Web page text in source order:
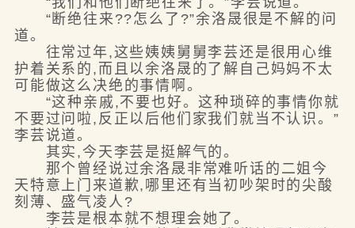
“断绝往来??怎么了?”余洛晟很是不解的问
道。
往常过年,这些姨姨舅舅李芸还是很用心维
护着关系的,而且以余洛晟的了解自己妈妈不太
可能做这么决绝的事情啊。
“这种亲戚,不要也好。这种琐碎的事情你就
不要过问啦,反正以后他们家我们就当不认识。”
李芸说道。
其实,今天李芸是挺解气的。
那个曾经说过余洛晟非常难听话的二姐今
天特意上门来道歉,哪里还有当初吵架时的尖酸
刻薄、盛气凌人?
李芸是根本就不想理会她了。